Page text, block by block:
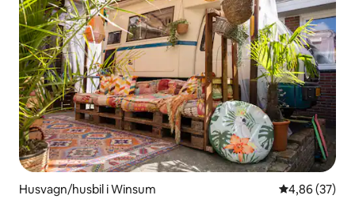
Husvagn/husbil i Winsum 4,86 av 5 i
4,86 (37)